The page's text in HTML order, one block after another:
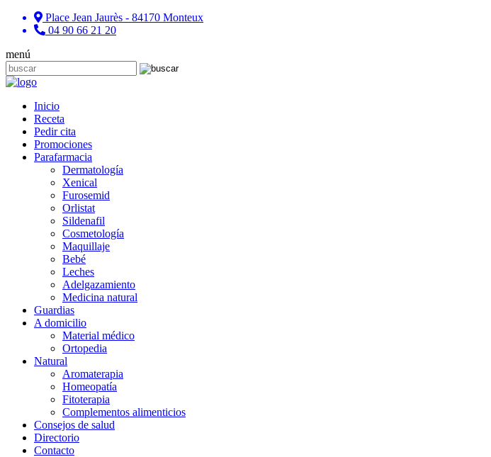
Place Jean Jaurès - 84170 Monteux
04 90 66 21 20
menú
Inicio
Receta
Pedir cita
Promociones
Parafarmacia
Dermatología
Xenical
Furosemid
Orlistat
Sildenafil
Cosmetología
Maquillaje
Bebé
Leches
Adelgazamiento
Medicina natural
Guardias
A domicilio
Material médico
Ortopedia
Natural
Aromaterapia
Homeopatía
Fitoterapia
Complementos alimenticios
Consejos de salud
Directorio
Contacto